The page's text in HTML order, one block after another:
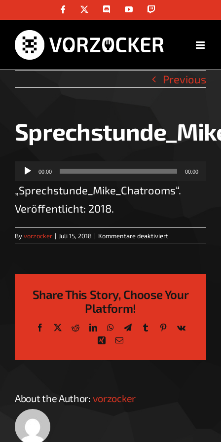
content
Facebook DiscordYouTube
Previous
Audio-
Player
00:00 00:00
„Sprechstunde_Mike_Chatrooms“.
Veröffentlicht: 2018.
Byvorzocker | Juli 15, 2018 | Kommentare deaktiviertfür
Share This Story, Choose Your
Platform!
Facebook
X RedditLinkedInWhatsApp
TelegramTumblrPinterest
Vk
Xing Email
About the Author: vorzocker